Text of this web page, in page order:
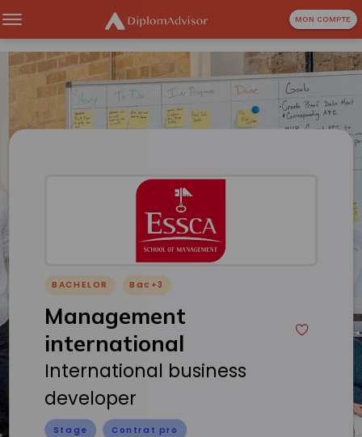
MON COMPTE
BACHELOR Bac+3
Management
international
International business
developer
Stage Contrat pro